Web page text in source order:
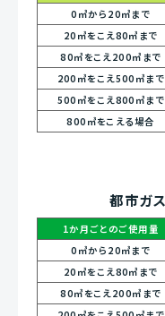
0㎥から20㎥まで
20㎥をこえ80㎥まで
80㎥をこえ200㎥まで
200㎥をこえ500㎥まで
500㎥をこえ800㎥まで
800㎥をこえる場合
都市ガ
1か月ごとのご使用量
0㎥から20㎥まで
20㎥をこえ80㎥まで
80㎥をこえ200㎥まで